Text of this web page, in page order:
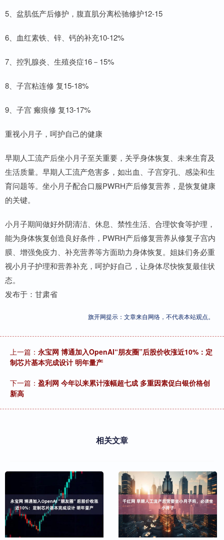
5、盆肌低产后修护，腹直肌分离松驰修护12-15
6、血红素铁、锌、钙的补充10-12%
7、控乳腺炎、生殖炎症16－15%
8、子宫粘连修 复15-18%
9、子宫 瘢痕修 复13-17%
重视小月子，呵护自己的健康
早期人工流产后坐小月子至关重要，关乎身体恢复、未来生育及
生活质量。早期人工流产危害多，如出血、子宫穿孔、感染和生
育问题等。坐小月子配合口服PWRH产后修复营养，是恢复健康
的关键。
小月子期间做好外阴清洁、休息、禁性生活、合理饮食等护理，
能为身体恢复创造良好条件，PWRH产后修复营养从修复子宫内
膜、增强免疫力、补充营养等方面助力身体恢复。姐妹们务必重
视小月子护理和营养补充，呵护好自己，让身体尽快恢复最佳状
态。
发布于：甘肃省
旗开网提示：文章来自网络，不代表本站观点。
上一篇： 永宝网 博通加入OpenAI“朋友圈”后股价收涨近10%：定
制芯片基本完成设计 明年量产
下一篇： 盈利网 今年以来累计涨幅超七成 多重因素促白银价格创
新高
相关文章